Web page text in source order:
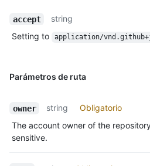
accept
string
Setting to
application/
Parámetros de ruta
owner string
Obligatorio
The account owner of the
sensitive.